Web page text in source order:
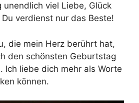
unendlich viel Liebe, Glück
verdienst nur das Beste!
die mein Herz berührt hat,
den schönsten Geburtstag
Ich liebe dich mehr als Worte
können.